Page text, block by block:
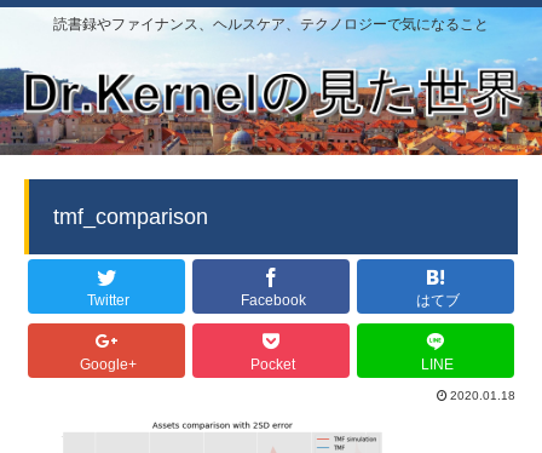
読書録やファイナンス、ヘルスケア、テクノロジーで気になること
tmf_comparison
Twitter Facebook はてブ
Google+ Pocket LINE
2020.01.18